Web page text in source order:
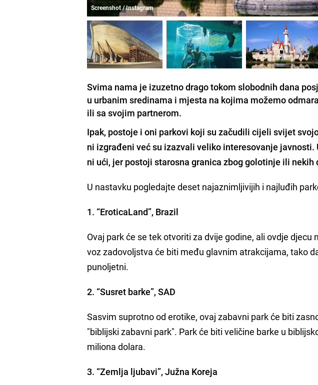
Screenshot / Instagram
Svima nama je izuzetno drago tokom slobodnih dana
u urbanim sredinama i mjesta na kojima možemo
ili sa svojim partnerom.
Ipak, postoje i oni parkovi koji su začudili cijeli svijet
ni izgrađeni već su izazvali veliko interesovanje javnosti.
ni ući, jer postoji starosna granica zbog golotinje ili nekih
U nastavku pogledajte deset najaznimljivijih i najluđih
1. “EroticaLand”, Brazil
Ovaj park će se tek otvoriti za dvije godine, ali ovdje
voz zadovoljstva će biti među glavnim atrakcijama, tako
punoljetni.
2. “Susret barke”, SAD
Sasvim suprotno od erotike, ovaj zabavni park će biti
"biblijski zabavni park". Park će biti veličine barke u
miliona dolara.
3. “Zemlja ljubavi”, Južna Koreja